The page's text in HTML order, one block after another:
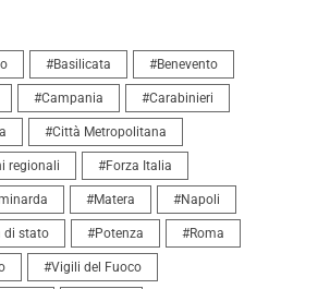
#Basilicata #Benevento
#Campania #Carabinieri
#Città Metropolitana
regionali #Forza Italia
#Matera #Napoli
di stato #Potenza #Roma
#Vigili del Fuoco